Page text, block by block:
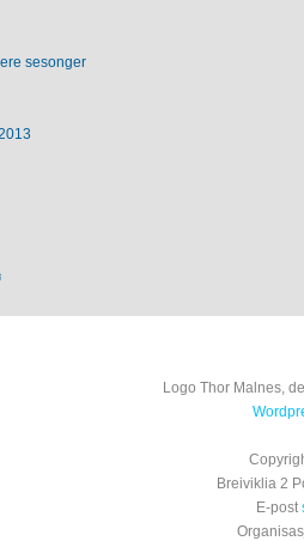
sesonger
Logo Thor Malnes,
Breiviklia 2
E-post